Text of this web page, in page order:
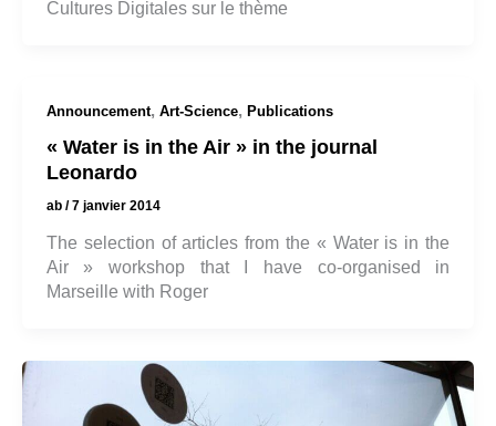
Cultures Digitales sur le thème
Announcement, Art-Science, Publications
« Water is in the Air » in the journal
Leonardo
ab /7 janvier 2014
The selection of articles from the « Water is in the
Air » workshop that I have co-organised in
Marseille with Roger